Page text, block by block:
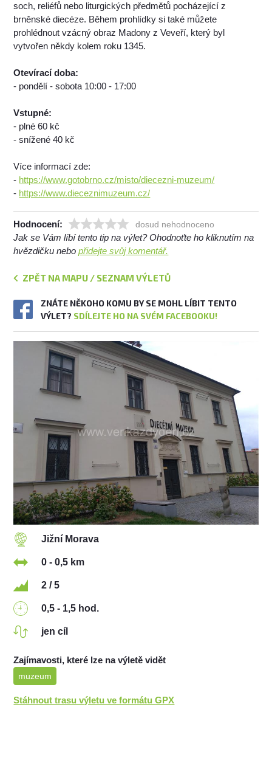
soch, reliéfů nebo liturgických předmětů pocházející z
brněnské diecéze. Během prohlídky si také můžete
prohlédnout vzácný obraz Madony z Veveří, který byl
vytvořen někdy kolem roku 1345.
Otevírací doba:
- pondělí - sobota 10:00 - 17:00
Vstupné:
- plné 60 kč
- snížené 40 kč
Více informací zde:
- https://www.gotobrno.cz/misto/diecezni-muzeum/
- https://www.dieceznimuzeum.cz/
Hodnocení: dosud nehodnoceno
Jak se Vám líbí tento tip na výlet? Ohodnoťte ho kliknutím na
hvězdičku nebopřidejte svůj komentář.
ZPĚT NA MAPU / SEZNAM VÝLETŮ
ZNÁTE NĚKOHO KOMU BY SE MOHL LÍBIT TENTO
VÝLET? SDÍLEJTE HO NA SVÉM FACEBOOKU!
Jižní Morava
0 - 0,5 km
2 / 5
0,5 - 1,5 hod.
jen cíl
Zajímavosti, které lze na výletě vidět
muzeum
Stáhnout trasu výletu ve formátu GPX